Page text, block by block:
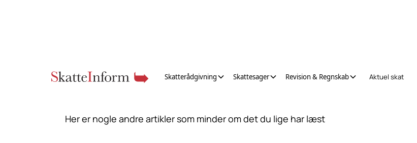
Skatterådgivning Skattesager Revision & Regnskab Aktuel skat
Her er nogle andre artikler som minder om det du lige har læst